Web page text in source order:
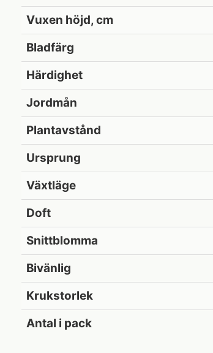
Vuxen höjd, cm
Bladfärg
Härdighet
Jordmån
Plantavstånd
Ursprung
Växtläge
Doft
Snittblomma
Bivänlig
Krukstorlek
Antal i pack